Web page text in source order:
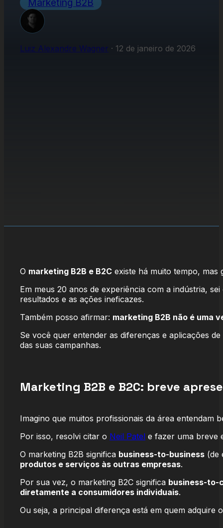
Marketing B2B
Luiz Alexandre Wagner · 12 de janeiro de 2026
O marketing B2B e B2C existe há muito tempo,
Em meus 20 anos de experiência com a indústria,
resultados e as ações ineficazes.
Também posso afirmar: marketing B2B não é uma
Se você quer entender as diferenças e aplicações
das suas campanhas.
Marketing B2B e B2C: breve
Imagino que muitos profissionais da área entendam
Por isso, resolvi citar o Neil Patel e fazer uma breve
O marketing B2B significa business-to-business (de
produtos e serviços às outras empresas.
Por sua vez, o marketing B2C significa business-to-
diretamente a consumidores individuais.
Ou seja, a principal diferença está em quem